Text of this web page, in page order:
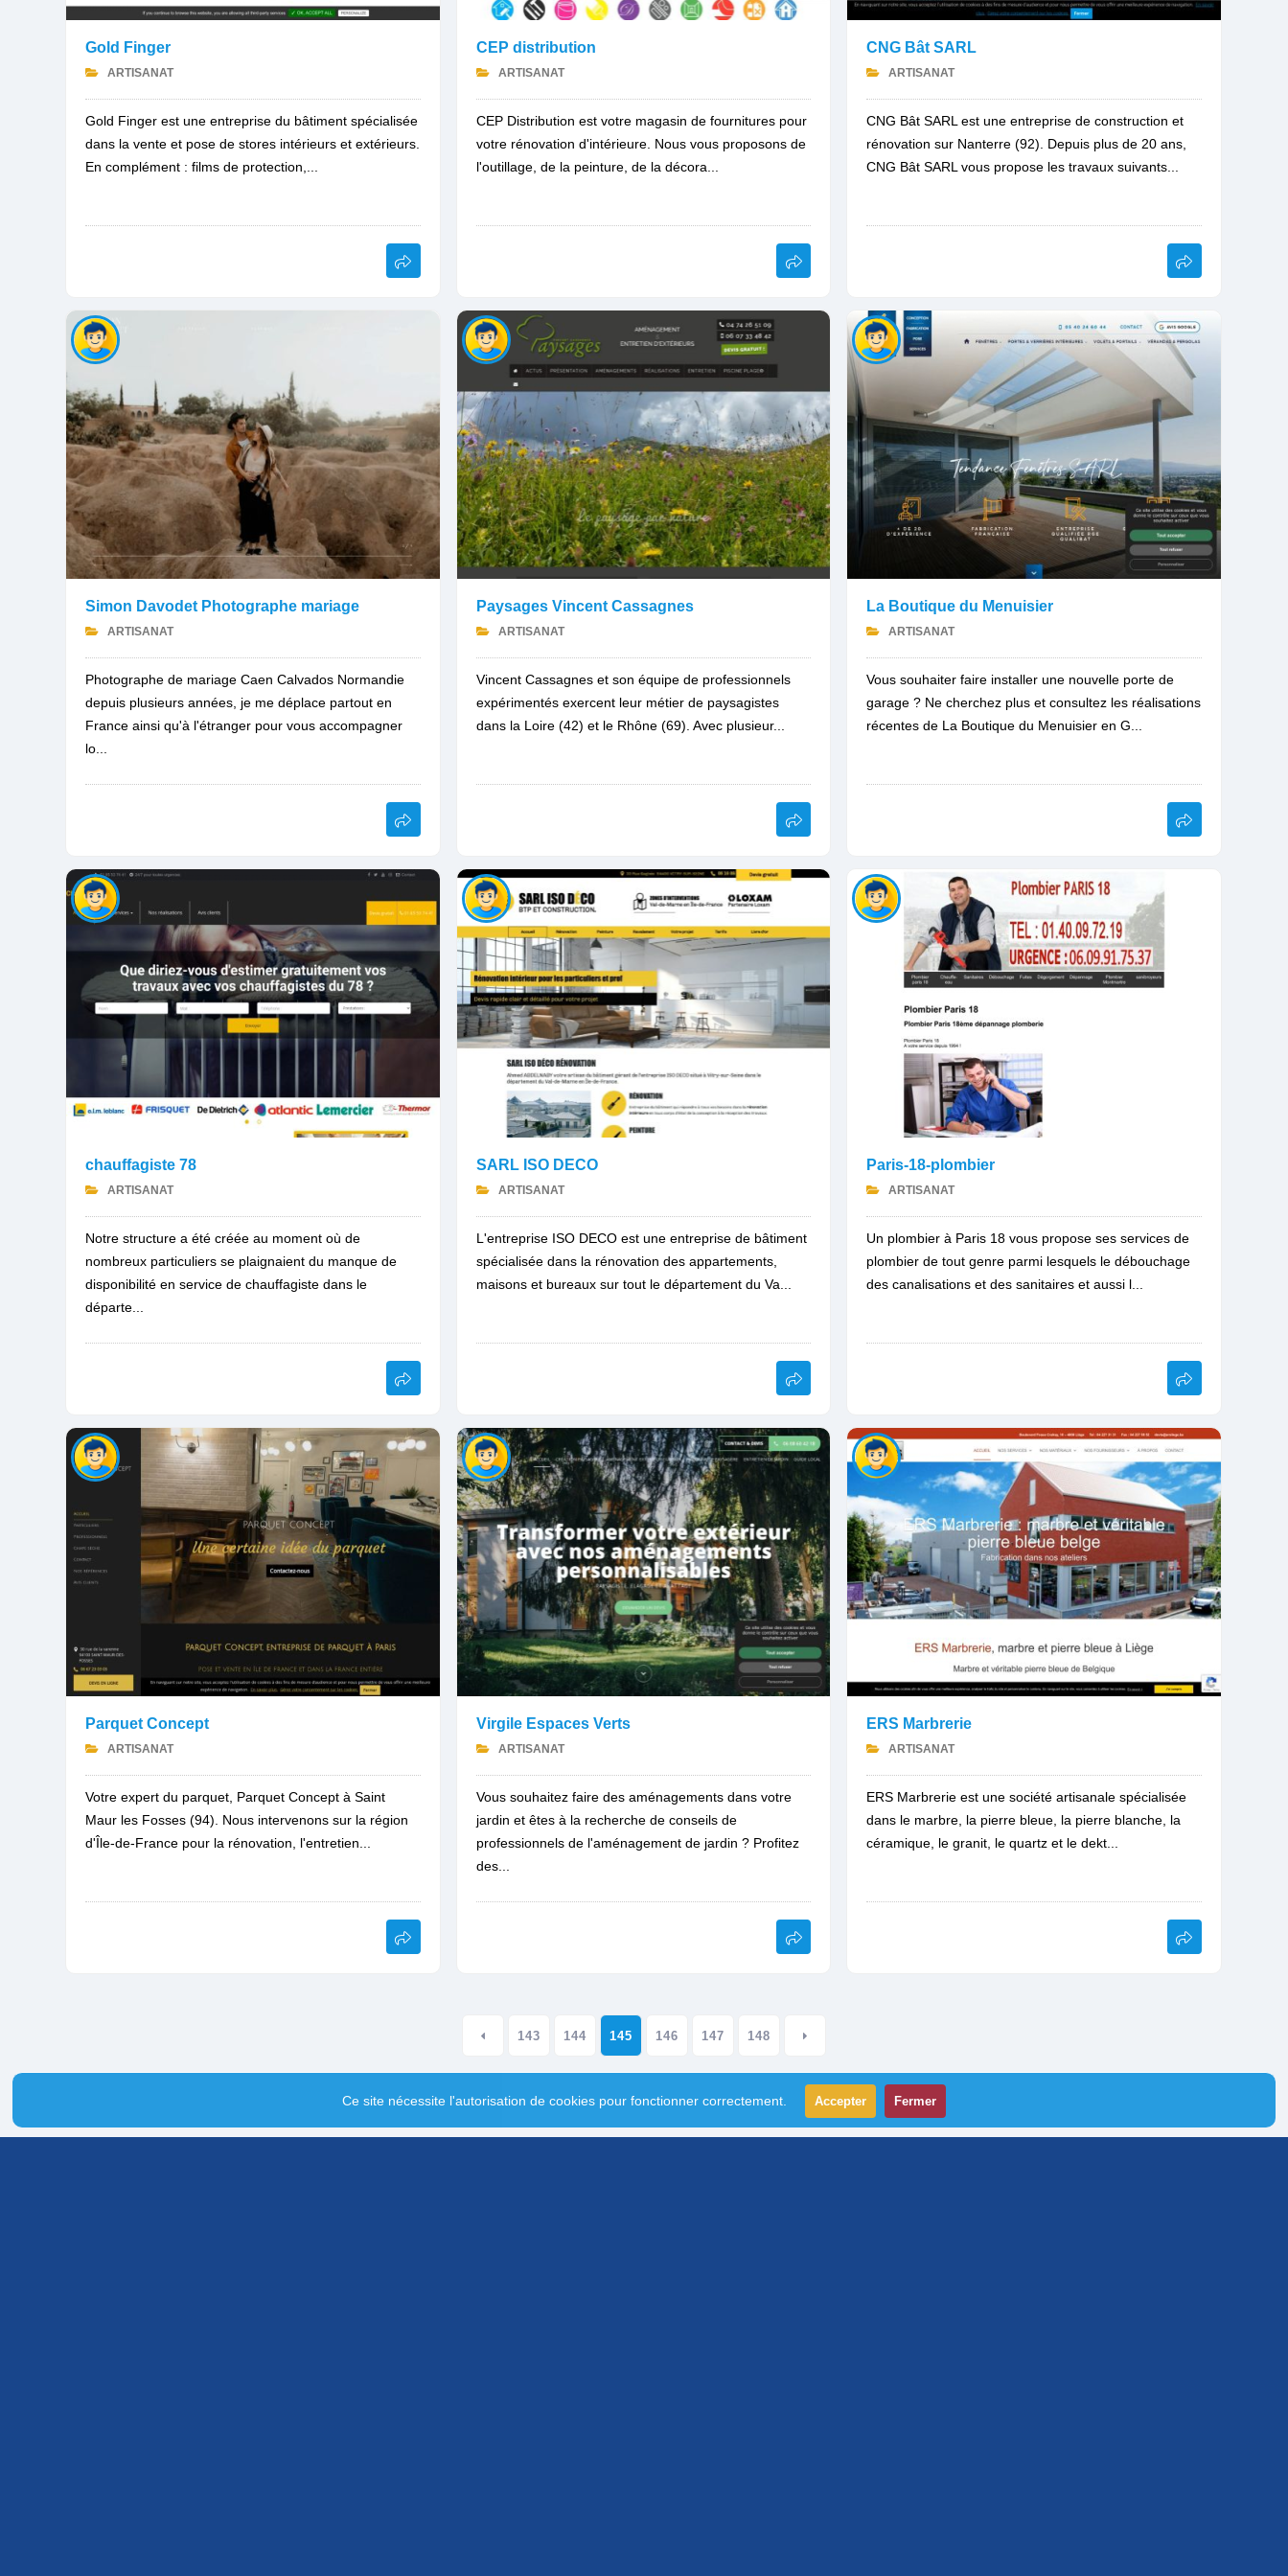
Gold Finger
ARTISANAT
Gold Finger est une entreprise du bâtiment spécialisée
dans la vente et pose de stores intérieurs et extérieurs.
En complément : films de protection,...
CEP distribution
ARTISANAT
CEP Distribution est votre magasin de fournitures pour
votre rénovation d'intérieure. Nous vous proposons de
l'outillage, de la peinture, de la décora...
CNG Bât SARL
ARTISANAT
CNG Bât SARL est une entreprise de construction et
rénovation sur Nanterre (92). Depuis plus de 20 ans,
CNG Bât SARL vous propose les travaux suivants...
Simon Davodet Photographe mariage
ARTISANAT
Photographe de mariage Caen Calvados Normandie
depuis plusieurs années, je me déplace partout en
France ainsi qu'à l'étranger pour vous accompagner
lo...
Paysages Vincent Cassagnes
ARTISANAT
Vincent Cassagnes et son équipe de professionnels
expérimentés exercent leur métier de paysagistes
dans la Loire (42) et le Rhône (69). Avec plusieur...
La Boutique du Menuisier
ARTISANAT
Vous souhaiter faire installer une nouvelle porte de
garage ? Ne cherchez plus et consultez les réalisations
récentes de La Boutique du Menuisier en G...
chauffagiste 78
ARTISANAT
Notre structure a été créée au moment où de
nombreux particuliers se plaignaient du manque de
disponibilité en service de chauffagiste dans le
départe...
SARL ISO DECO
ARTISANAT
L'entreprise ISO DECO est une entreprise de bâtiment
spécialisée dans la rénovation des appartements,
maisons et bureaux sur tout le département du Va...
Paris-18-plombier
ARTISANAT
Un plombier à Paris 18 vous propose ses services de
plombier de tout genre parmi lesquels le débouchage
des canalisations et des sanitaires et aussi l...
Parquet Concept
ARTISANAT
Votre expert du parquet, Parquet Concept à Saint
Maur les Fosses (94). Nous intervenons sur la région
d'Île-de-France pour la rénovation, l'entretien...
Virgile Espaces Verts
ARTISANAT
Vous souhaitez faire des aménagements dans votre
jardin et êtes à la recherche de conseils de
professionnels de l'aménagement de jardin ? Profitez
des...
ERS Marbrerie
ARTISANAT
ERS Marbrerie est une société artisanale spécialisée
dans le marbre, la pierre bleue, la pierre blanche, la
céramique, le granit, le quartz et le dekt...
143 144 145 146 147 148
Ce site nécessite l'autorisation de cookies pour fonctionner correctement. Accepter Fermer